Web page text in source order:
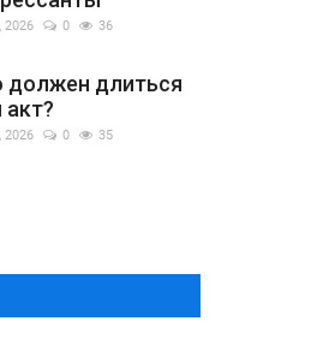
2026 0 36
должен длиться
2026 0 35